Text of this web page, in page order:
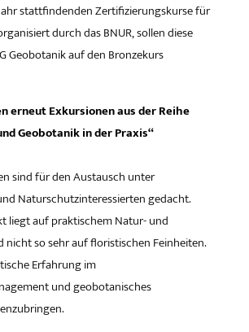
stattfindenden Zertifizierungskurse für
durch das BNUR, sollen diese
Geobotanik auf den Bronzekurs
erneut Exkursionen aus der Reihe
Geobotanik in der Praxis“
sind für den Austausch unter
Naturschutzinteressierten gedacht.
liegt auf praktischem Natur- und
so sehr auf floristischen Feinheiten.
Erfahrung im
und geobotanisches